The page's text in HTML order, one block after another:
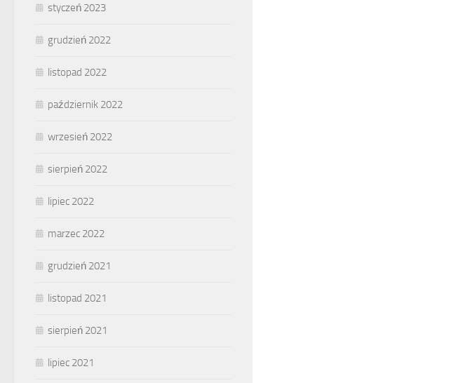
styczeń 2023
grudzień 2022
listopad 2022
październik 2022
wrzesień 2022
sierpień 2022
lipiec 2022
marzec 2022
grudzień 2021
listopad 2021
sierpień 2021
lipiec 2021